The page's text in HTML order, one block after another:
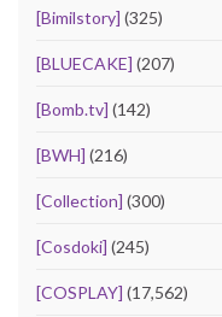
[Bimilstory] (325)
[BLUECAKE] (207)
[Bomb.tv] (142)
[BWH] (216)
[Collection] (300)
[Cosdoki] (245)
[COSPLAY] (17,562)